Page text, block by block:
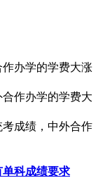
办学的学费大涨
成绩，中外合作
单科成绩要求